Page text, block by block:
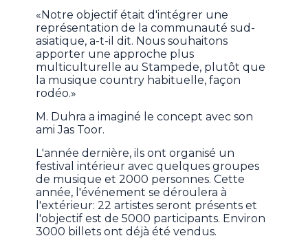
«Notre objectif était d'intégrer une
représentation de la communauté sud-
asiatique, a-t-il dit. Nous souhaitons
apporter une approche plus
multiculturelle au Stampede, plutôt que
la musique country habituelle, façon
rodéo.»
M. Duhra a imaginé le concept avec son
ami Jas Toor.
L'année dernière, ils ont organisé un
festival intérieur avec quelques groupes
de musique et 2000 personnes. Cette
année, l'événement se déroulera à
l'extérieur: 22 artistes seront présents et
l'objectif est de 5000 participants. Environ
3000 billets ont déjà été vendus.